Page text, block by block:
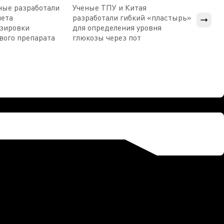
разработали
препарата
Ученые ТПУ и Китая
разработали гибкий «пластырь»
для определения уровня
глюкозы через пот